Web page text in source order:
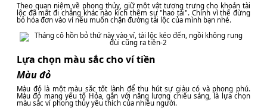
Theo quan niệm về phong thủy, giữ một vật tượng trưng cho khoản tài
lộc đã mất đi chẳng khác nào kích thêm sự "hao tài". Chính vì thế đừng
bỏ hóa đơn vào ví nếu muốn chặn đường tài lộc của mình bạn nhé.
Lựa chọn màu sắc cho ví tiền
Màu đỏ
Màu đỏ là một màu sắc tốt lành để thu hút sự giàu có và phong phú.
Màu đỏ mang yếu tố Hỏa, gắn với năng lượng chiếu sáng, là lựa chọn
màu sắc ví phong thủy yêu thích của nhiều người.